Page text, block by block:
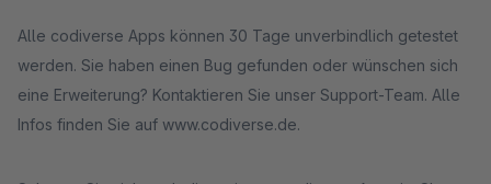
Alle codiverse Apps können 30 Tage unverbindlich getestet
werden. Sie haben einen Bug gefunden oder wünschen sich
eine Erweiterung? Kontaktieren Sie unser Support-Team. Alle
Infos finden Sie auf www.codiverse.de.